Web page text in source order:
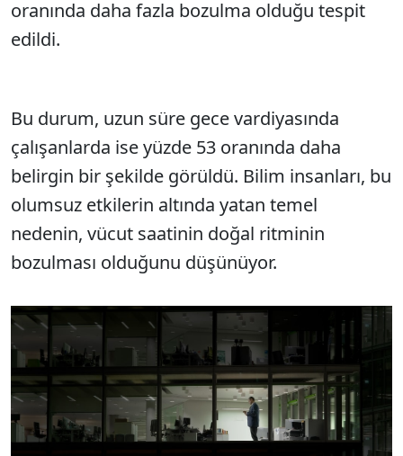
oranında daha fazla bozulma olduğu tespit
edildi.
Bu durum, uzun süre gece vardiyasında
çalışanlarda ise yüzde 53 oranında daha
belirgin bir şekilde görüldü. Bilim insanları, bu
olumsuz etkilerin altında yatan temel
nedenin, vücut saatinin doğal ritminin
bozulması olduğunu düşünüyor.